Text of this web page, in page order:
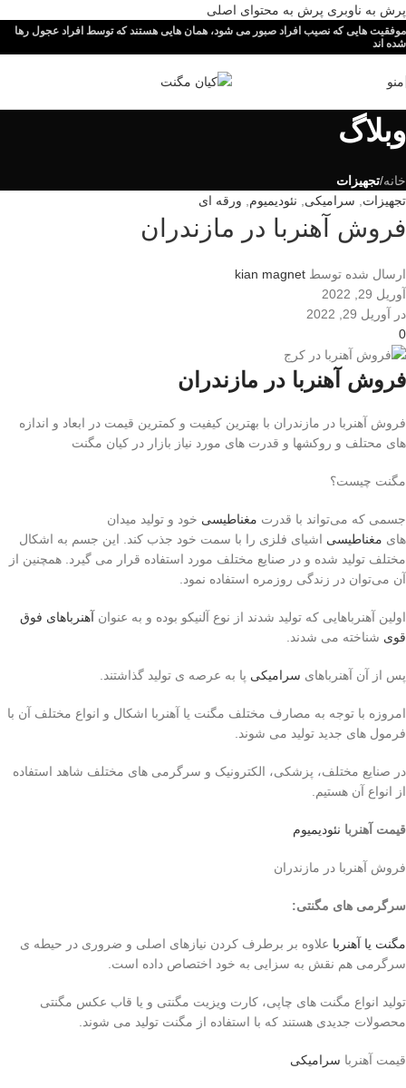
پرش به ناوبری پرش به محتوای اصلی
موفقیت هایی که نصیب افراد صبور می شود، همان هایی هستند که توسط افراد عجول رها
شده اند
منو
وبلاگ
خانه/تجهیزات
تجهیزات
سرامیکی نئودیمیوم ورقه ای
فروش آهنربا در مازندران
ارسال شده توسط kian magnet
آوریل 29, 2022
در آوریل 29, 2022
0
فروش آهنربا در مازندران
فروش آهنربا در مازندران با بهترین کیفیت و کمترین قیمت در ابعاد و اندازه
های محتلف و روکشها و قدرت های مورد نیاز بازار در کیان مگنت
مگنت چیست؟
جسمی که می‌تواند با قدرت مغناطیسی خود و تولید میدان
های مغناطیسی اشیای فلزی را با سمت خود جذب کند. این جسم به اشکال
مختلف تولید شده و در صنایع مختلف مورد استفاده قرار می گیرد. همچنین از
آن می‌توان در زندگی روزمره استفاده نمود.
اولین آهنرباهایی که تولید شدند از نوع آلنیکو بوده و به عنوان آهنرباهای فوق
قوی شناخته می شدند.‌
پس از آن آهنرباهای سرامیکی پا به عرصه ی تولید گذاشتند.
امروزه با توجه به مصارف مختلف مگنت یا آهنربا اشکال و انواع مختلف آن با
فرمول های جدید تولید می شوند.
در صنایع مختلف، پزشکی، الکترونیک و سرگرمی های مختلف شاهد استفاده
از انواع آن هستیم.
قیمت آهنربا نئودیمیوم
فروش آهنربا در مازندران
سرگرمی های مگنتی:
مگنت یا آهنربا علاوه بر برطرف کردن نیازهای اصلی و ضروری در حیطه ی
سرگرمی هم نقش به سزایی به خود اختصاص داده است.
تولید انواع مگنت های چاپی، کارت ویزیت مگنتی و یا قاب عکس مگنتی
محصولات جدیدی هستند که با استفاده از مگنت تولید می شوند.
قیمت آهنربا سرامیکی